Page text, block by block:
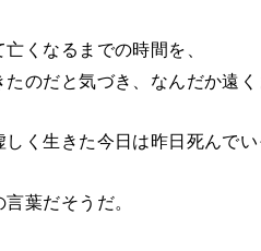
くなるまでの時間を、
のだと気づき、なんだか遠
しく生きた今日は昨日死んで
葉だそうだ。